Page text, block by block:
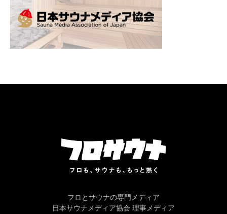
フロとサウナの専門メディア
日本サウナメディア協会 理事メディア